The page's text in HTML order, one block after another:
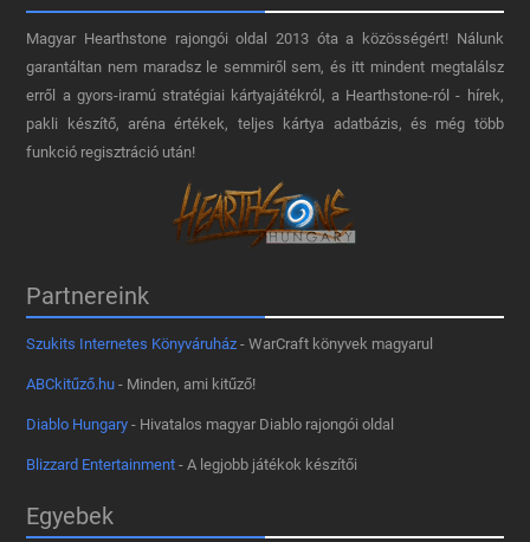
Magyar Hearthstone​ rajongói oldal 2013 óta a közösségért! Nálunk
garantáltan nem maradsz le semmiről sem, és itt mindent megtalálsz
erről a gyors-iramú stratégiai kártyajátékról, a Hearthstone-ról - hírek,
pakli készítő, aréna értékek, teljes kártya adatbázis, és még több
funkció regisztráció után!
Partnereink
Szukits Internetes Könyváruház - WarCraft könyvek magyarul
ABCkitűző.hu - Minden, ami kitűző!
Diablo Hungary - Hivatalos magyar Diablo rajongói oldal
Blizzard Entertainment - A legjobb játékok készítői
Egyebek